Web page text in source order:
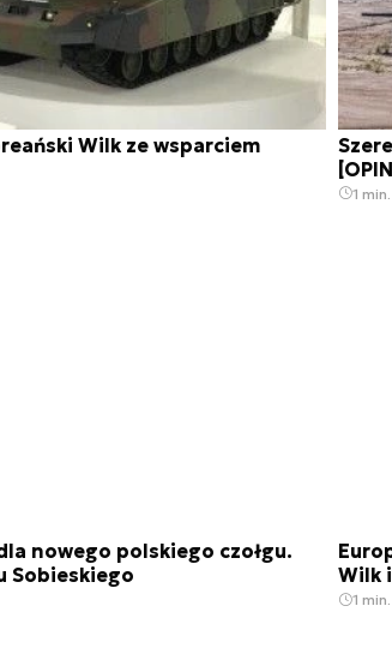
Wilk ze wsparciem
1 min.
nowego polskiego czołgu.
Sobieskiego
Wilk
1 min.